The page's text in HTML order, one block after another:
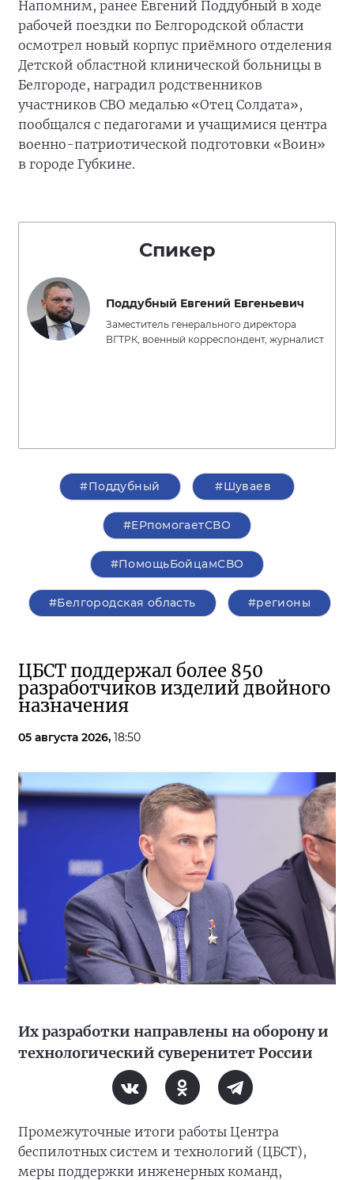
Напомним, ранее Евгений Поддубный в ходе
рабочей поездки по Белгородской области
осмотрел новый корпус приёмного отделения
Детской областной клинической больницы в
Белгороде, наградил родственников
участников СВО медалью «Отец Солдата»,
пообщался с педагогами и учащимися центра
военно-патриотической подготовки «Воин»
в городе Губкине.
Спикер
Поддубный Евгений Евгеньевич
Заместитель генерального директора
ВГТРК, военный корреспондент, журналист
#Поддубный #Шуваев
#ЕРпомогаетСВО
#ПомощьБойцамСВО
#Белгородская область #регионы
ЦБСТ поддержал более 850
разработчиков изделий двойного
назначения
05 августа 2026, 18:50
Их разработки направлены на оборону и
технологический суверенитет России
Промежуточные итоги работы Центра
беспилотных систем и технологий (ЦБСТ),
меры поддержки инженерных команд,